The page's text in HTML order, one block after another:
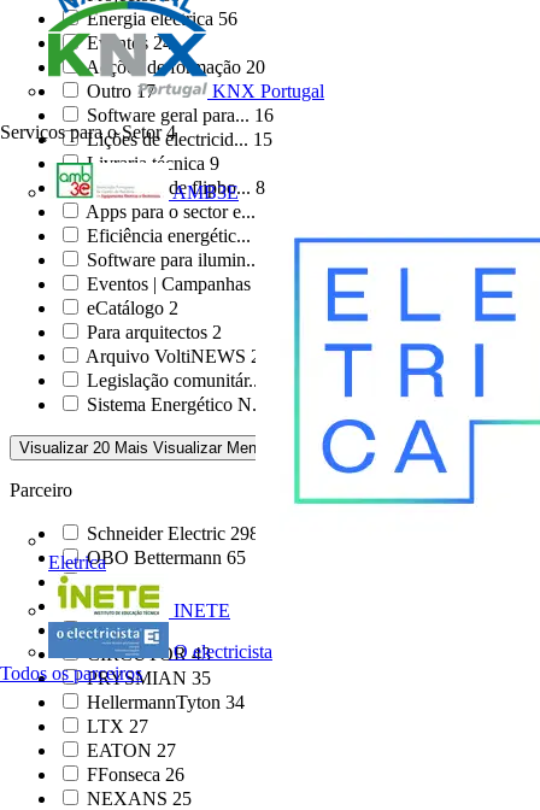
KNX Portugal
Serviços para o Setor 4
AMB3E
Eletrica
INETE
O electricista
Todos os parceiros
Energia eléctrica 56
Eventos 24
Acções de formação 20
Outro 17
Software geral para... 16
Lições de electricid... 15
Livraria técnica 9
Biblioteca de flipbo... 8
Apps para o sector e...
Eficiência energétic...
Software para ilumin...
Eventos | Campanhas
eCatálogo 2
Para arquitectos 2
Arquivo VoltiNEWS 2
Legislação comunitár...
Sistema Energético N...
Visualizar 20 Mais Visualizar Menos
Parceiro
Schneider Electric 298
OBO Bettermann 65
Signify58
ABB 52
Gewiss46
CIRCUTOR 43
PRYSMIAN 35
HellermannTyton 34
LTX 27
EATON 27
FFonseca 26
NEXANS 25